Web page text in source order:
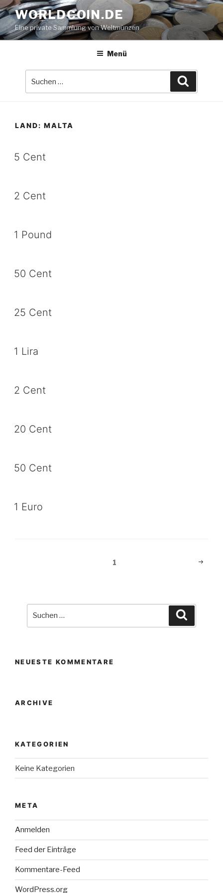
Zum
Inhalt
springen
WORLDCOIN.DE
Eine private Sammlung von Weltmünzen
Menü
LAND: MALTA
5 Cent
2 Cent
1 Pound
50 Cent
25 Cent
1 Lira
2 Cent
20 Cent
50 Cent
1 Euro
1
NEUESTE KOMMENTARE
ARCHIVE
KATEGORIEN
Keine Kategorien
META
Anmelden
Feed der Einträge
Kommentare-Feed
WordPress.org